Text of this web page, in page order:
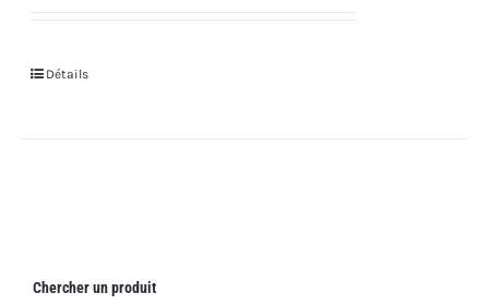
Détails
Chercher un produit